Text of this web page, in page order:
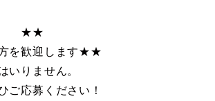
を歓迎します★★
いりません。
ご応募ください！